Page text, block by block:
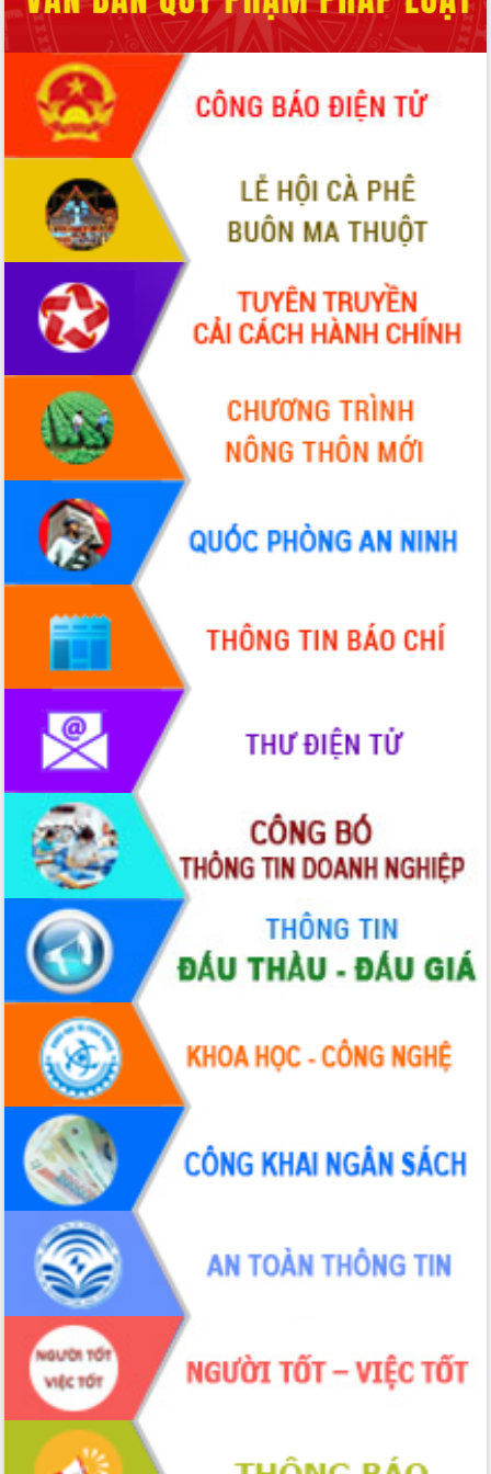
Tập huấn ứng dụng trí tuệ nhân tạo (AI)
trong thương mại điện tử năm 2026
Đoàn đại biểu Quốc hội tỉnh Đắk Lắk
trao đổi thông tin trước Kỳ họp thứ
nhất, Quốc hội khóa XVI
Quyết liệt cải cách hành chính, khơi
thông nguồn lực phát triển
Nâng cao hiệu lực, hiệu quả HĐND
tỉnh thông qua hiện đại hóa hành chính
Xã Ea Phê gắn cải cách hành chính với
chuyển đổi số
Phó Chủ tịch Thường trực UBND tỉnh
Hồ Thị Nguyên Thảo làm việc tại Trung
tâm Phục vụ hành chính công xã Ea
Xây dựng nền hành chính số đồng
hành cùng nông dân dân, doanh nghiệp
Giai đoạn 2026-2030, Đắk Lắk phấn
đấu có 77% xã đạt chuẩn nông thôn
Chuyển đổi số 'mở đường' cho nông
nghiệp Đắk Lắk tăng trưởng bứt phá
Triển khai đồng bộ đo đạc, lập hồ sơ
địa chính, hoàn thiện cơ sở dữ liệu đất
đai
Ứng dụng sinh trắc học - Bước tiến
trong hành trình chuyển đổi số tại Đắk
Đắk Lắk nâng cao hiệu quả công tác
Đảng từ Sổ tay đảng viên điện tử
Đắk Lắk đẩy mạnh nuôi biển công
nghệ, hướng tới phát triển thủy sản
Tập huấn nâng cao năng lực triển khai
chuyển đổi số cho cán bộ, công chức
cấp xã
Đắk Lắk phát động hưởng ứng Ngày
Quyền của người tiêu dùng Việt Nam
2026
Đẩy mạnh cải cách hành chính, quyết
tâm đạt được mục tiêu tăng trưởng
hai con số trong năm 2026
Tổ chức trang trọng Lễ hội Đền thờ
Lương Văn Chánh năm 2026
Phó Bí thư Tỉnh ủy Đắk Lắk Đỗ Hữu
Huy giữ chức Bí thư Đảng ủy Ủy Ban
Nhân dân tỉnh
Bệnh án điện tử thúc đẩy chuyển đổi
số y tế tại Đắk Lắk
Chuyển đổi số thư viện: Mở rộng
không gian tri thức trong thời đại số
Đánh giá, rút kinh nghiệm công tác tổ
chức diễn tập trước ngày bầu cử
Chương trình “Gặp gỡ hữu nghị –
Friendship Meeting New Year 2026”
Bầu cử Quốc hội và HĐND: Cử tri Đắk
Lắk gửi gắm niềm tin, kỳ vọng vào lá
phiếu
Đắk Lắk sẵn sàng các điều kiện cho
Ngày hội bầu cử đại biểu Quốc hội
khóa XVI và HĐND các cấp nhiệm kỳ